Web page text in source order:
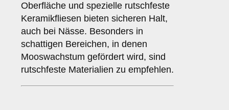
Oberfläche und spezielle rutschfeste
Keramikfliesen bieten sicheren Halt,
auch bei Nässe. Besonders in
schattigen Bereichen, in denen
Mooswachstum gefördert wird, sind
rutschfeste Materialien zu empfehlen.